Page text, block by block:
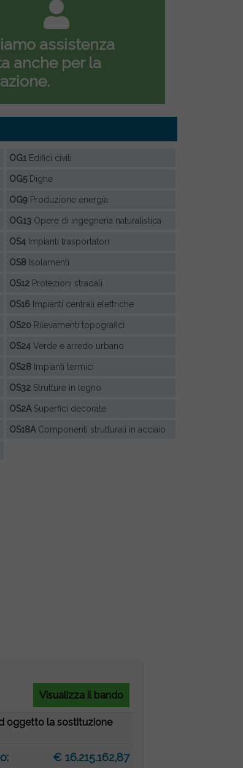
assistenza
anche per la
OG1 Edifici civili
OG5Dighe
OG9 Produzione energia
OG13 Opere di ingegneria naturalistica
OS4 Impianti trasportatori
OS8 Isolamenti
OS12 Protezioni stradali
OS16 Impianti centrali elettriche
OS20 Rilevamenti topografici
OS24 Verde e arredo urbano
OS28 Impianti termici
OS32 Strutture in legno
OS2ASuperfici decorate
OS18AComponenti strutturali in acciaio
Visualizza il bando
oggetto la sostituzione
€ 16.215.162,87